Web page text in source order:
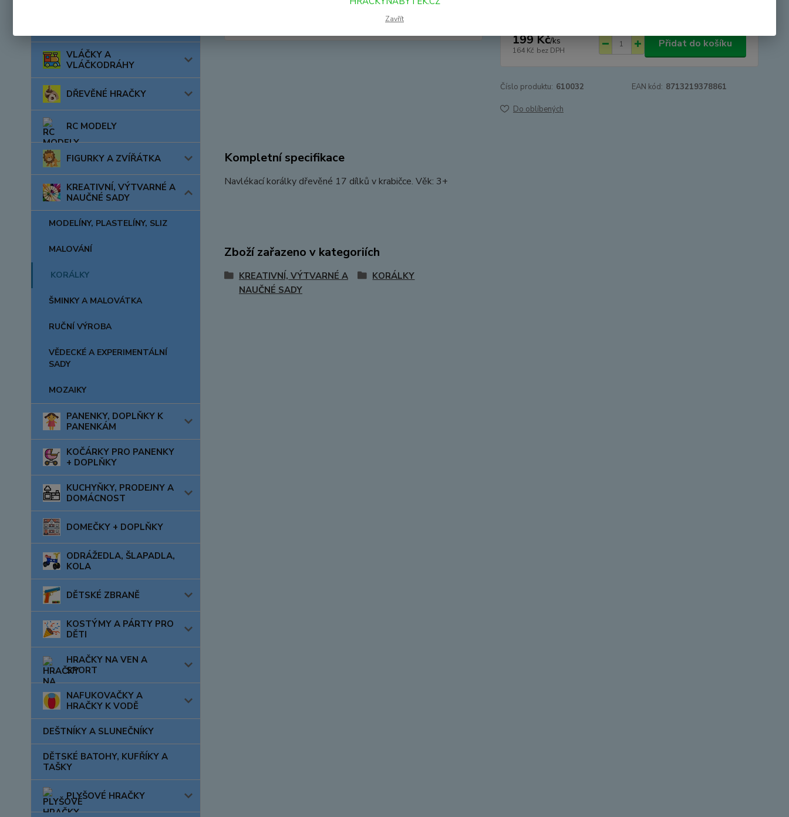
VLÁČKY A
VLÁČKODRÁHY
DŘEVĚNÉ HRAČKY
RC MODELY
FIGURKY A ZVÍŘÁTKA
KREATIVNÍ, VÝTVARNÉ A
NAUČNÉ SADY
MODELÍNY, PLASTELÍNY, SLIZ
MALOVÁNÍ
KORÁLKY
ŠMINKY A MALOVÁTKA
RUČNÍ VÝROBA
VĚDECKÉ A EXPERIMENTÁLNÍ
SADY
MOZAIKY
PANENKY, DOPLŇKY K
PANENKÁM
KOČÁRKY PRO PANENKY
+ DOPLŇKY
KUCHYŇKY, PRODEJNY A
DOMÁCNOST
DOMEČKY + DOPLŇKY
ODRÁŽEDLA, ŠLAPADLA,
KOLA
DĚTSKÉ ZBRANĚ
KOSTÝMY A PÁRTY PRO
DĚTI
HRAČKY NA VEN A
SPORT
NAFUKOVAČKY A
HRAČKY K VODĚ
DEŠTNÍKY A SLUNEČNÍKY
DĚTSKÉ BATOHY, KUFŘÍKY A
TAŠKY
PLYŠOVÉ HRAČKY
199 Kč/ks
164 Kč bez DPH
Přidat do košíku
Číslo produktu: 610032 EAN kód: 8713219378861
Do oblíbených
Kompletní specifikace
Navlékací korálky dřevěné 17 dílků v krabičce. Věk: 3+
Zboží zařazeno v kategoriích
KREATIVNÍ, VÝTVARNÉ A
NAUČNÉ SADY
KORÁLKY
Zavřít